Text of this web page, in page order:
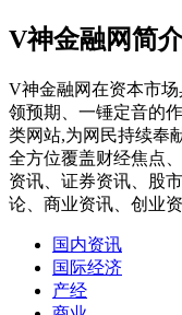
V神金融网简
V神金融网在资本市场
领预期、一锤定音的
类网站,为网民持续奉
全方位覆盖财经焦点
资讯、证券资讯、股
论、商业资讯、创业资
国内资讯
国际经济
产经